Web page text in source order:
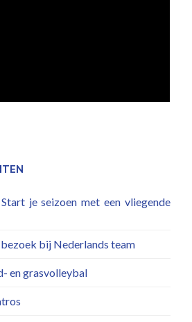
je seizoen met een vliegende
bij Nederlands team
en grasvolleybal